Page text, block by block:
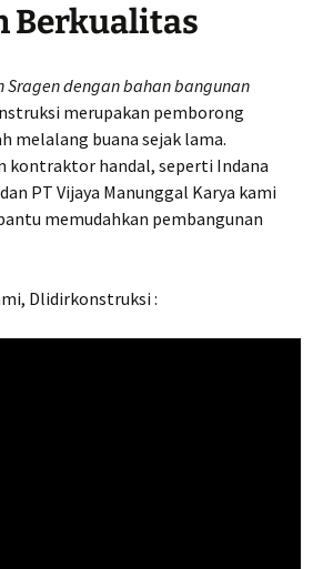
Berkualitas
Sragen dengan bahan bangunan
merupakan pemborong
melalang buana sejak lama.
kontraktor handal, seperti Indana
PT Vijaya Manunggal Karya kami
memudahkan pembangunan
Dlidirkonstruksi :